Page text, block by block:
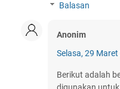
Balasan
Anonim
Selasa, 29
Berikut adalah